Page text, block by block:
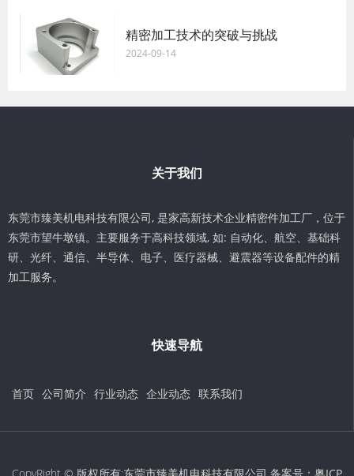
精密加工技术的突破与挑战
2024-09-14
关于我们
东莞市臻美机电科技有限公司, 是家高新技术企业精密件加工厂，位于
东莞市望牛墩镇。主要服务于高科技领域, 如: 自动化、航空、基础科
研、光纤、通信、半导体、电子、医疗器械、避震器等设备配件的精
加工服务。
快速导航
首页 公司简介 行业动态 企业动态 联系我们